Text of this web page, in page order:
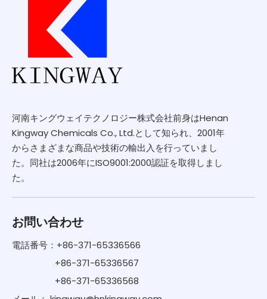
河南キングウェイテクノロジー株式会社前身はHenan
Kingway Chemicals Co., Ltd.として知られ、2001年
からさまざまな商品や技術の輸出入を行っていまし
た。同社は2006年にISO9001:2000認証を取得しまし
た。
お問い合わせ
電話番号：+86-371-65336566
+86-371-65336567
+86-371-65336568